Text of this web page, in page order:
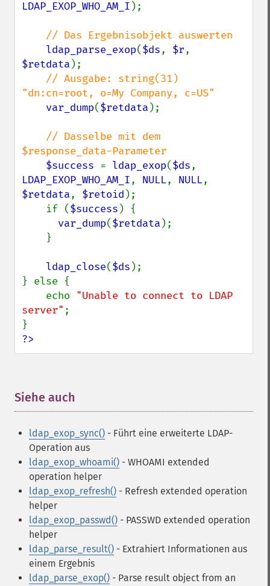
LDAP_EXOP_WHO_AM_I );
// Das Ergebnisobjekt auswerten
ldap_parse_exop($ds, $r
$retdata );
// Ausgabe: string(31)
"dn:cn=root, o=My Company, c=US"
var_dump($retdata );
// Dasselbe mit dem
$response_data-Parameter
$success = ldap_exop($ds
LDAP_EXOP_WHO_AM_I, NULL, NULL
$retdata, $retoid );
    if (
$success ) {
var_dump($retdata );
ldap_close($ds );
} else {
    echo
"Unable to connect to LDAP
server" ;
?>
Siehe auch
ldap_exop_sync() - Führt eine erweiterte LDAP-
Operation aus
ldap_exop_whoami() - WHOAMI extended
operation helper
ldap_exop_refresh() - Refresh extended operation
helper
ldap_exop_passwd() - PASSWD extended operation
helper
ldap_parse_result() - Extrahiert Informationen aus
einem Ergebnis
ldap_parse_exop() - Parse result object from an